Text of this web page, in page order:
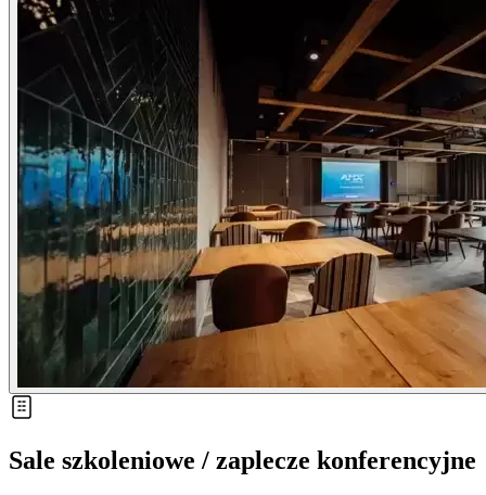
Sale szkoleniowe / zaplecze konferencyjne